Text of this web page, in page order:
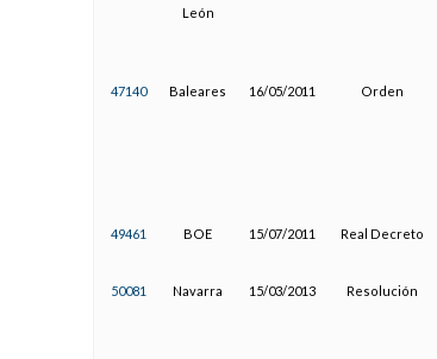
León
47140 Baleares 16/05/2011 Orden
49461 BOE 15/07/2011 Real Decreto
50081 Navarra 15/03/2013 Resolución